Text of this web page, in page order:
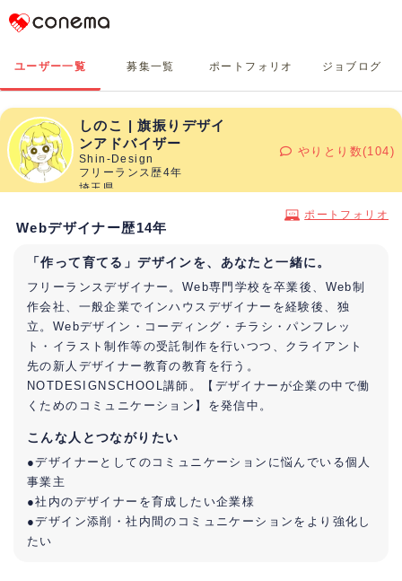
Conema
ユーザー一覧 募集一覧 ポートフォリオ ジョブログ
しのこ | 旗振りデザイ
ンアドバイザー
Shin-Design
フリーランス歴4年
埼玉県
やりとり数(104)
ポートフォリオ
Webデザイナー歴14年
「作って育てる」デザインを、あなたと一緒に。
フリーランスデザイナー。Web専門学校を卒業後、Web制
作会社、一般企業でインハウスデザイナーを経験後、独
立。Webデザイン・コーディング・チラシ・パンフレッ
ト・イラスト制作等の受託制作を行いつつ、クライアント
先の新人デザイナー教育の教育を行う。
NOTDESIGNSCHOOL講師。【デザイナーが企業の中で働
くためのコミュニケーション】を発信中。
こんな人とつながりたい
●デザイナーとしてのコミュニケーションに悩んでいる個人
事業主
●社内のデザイナーを育成したい企業様
●デザイン添削・社内間のコミュニケーションをより強化し
たい